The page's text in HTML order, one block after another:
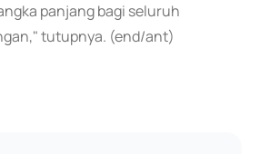
panjang bagi seluruh
tutupnya. (end/ant)